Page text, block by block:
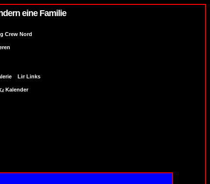
eine Familie
Crew Nord
Links
Kalender